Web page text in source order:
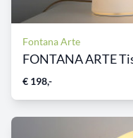
Fontana Arte
FONTANA ARTE
€ 198,-